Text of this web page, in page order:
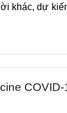
khác, dự